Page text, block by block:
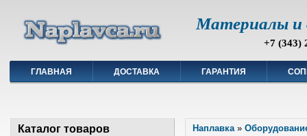
Материалы и
+7 (343)
ГЛАВНАЯ ДОСТАВКА ГАРАНТИЯ
Каталог товаров Наплавка»